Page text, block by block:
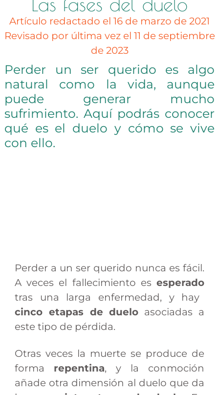
Artículo redactado el 16 de marzo de 2021
Revisado por última vez el 11 de septiembre
de 2023
Perder un ser querido es algo
natural como la vida, aunque
puede generar mucho
sufrimiento. Aquí podrás conocer
qué es el duelo y cómo se vive
con ello.
Perder a un ser querido nunca es fácil.
A veces el fallecimiento es esperado
tras una larga enfermedad, y hay
cinco etapas de duelo asociadas a
este tipo de pérdida.
Otras veces la muerte se produce de
forma repentina, y la conmoción
añade otra dimensión al duelo que da